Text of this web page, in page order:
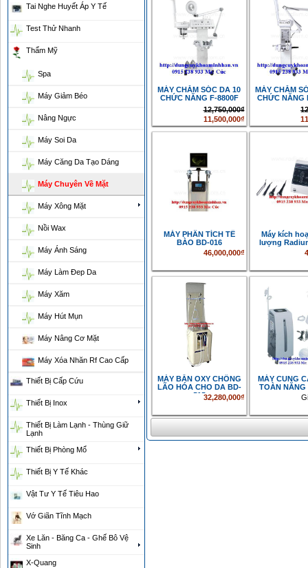
MÁY CHĂM SÓC DA 10
CHỨC NĂNG F-8800F
12,750,000₫
11,500,000₫
MÁY CHĂM
CHỨC NĂNG
MÁY PHÂN TÍCH TẾ
BÀO BD-016
46,000,000₫
Máy kích
lượng
MÁY BẮN OXY CHỐNG
LÃO HÓA CHO DA BD-
51532,280,000₫
MÁY CUNG
TOÀN NĂNG
Tai Nghe Huyết Áp Y Tế
Test Thử Nhanh
Thẩm Mỹ
Spa
Máy Giảm Béo
Nâng Ngực
Máy Soi Da
Máy Căng Da Tạo Dáng
Máy Chuyên Về Mặt
Máy Xông Mặt
Nồi Wax
Máy Ánh Sáng
Máy Làm Đep Da
Máy Xăm
Máy Hút Mụn
Máy Nâng Cơ Mặt
Máy Xóa Nhăn Rf Cao Cấp
Thiết Bị Cấp Cứu
Thiết Bị Inox
Thiết Bị Làm Lạnh - Thùng Giữ
Lạnh
Thiết Bị Phòng Mổ
Thiết Bị Y Tế Khác
Vật Tư Y Tế Tiêu Hao
Vớ Giãn Tĩnh Mạch
Xe Lăn - Băng Ca - Ghế Bô Vệ
Sinh
X-Quang